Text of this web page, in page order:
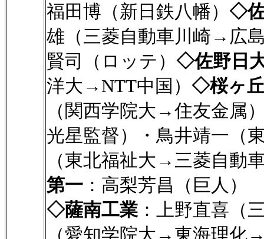
福田博（新日鉄八幡） ◇
雄（三菱自動車川崎→広
賢司（ロッテ） ◇佐野日
洋大→NTT中国） ◇桜ヶ
（関西学院大→住友金属
光星監督）・鳥井靖一（
（東北福祉大→三菱自動
第一 ：高梨芳昌（巨人）
◇薩南工業 ：上野直喜（
（愛知学院大→東海理